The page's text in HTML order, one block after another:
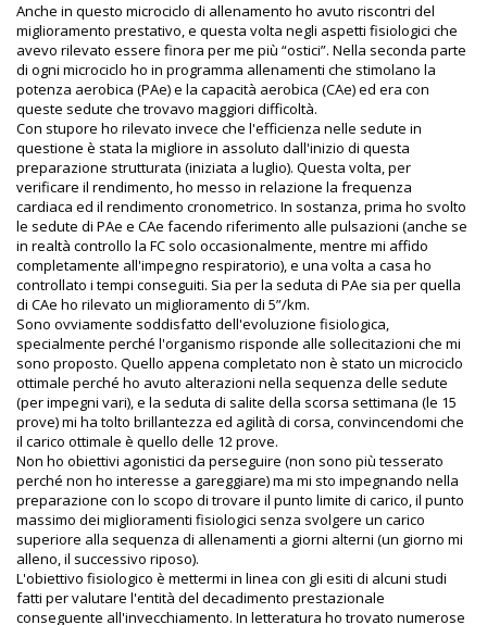
Anche in questo microciclo di allenamento ho avuto riscontri del
miglioramento prestativo, e questa volta negli aspetti fisiologici che
avevo rilevato essere finora per me più “ostici”. Nella seconda parte
di ogni microciclo ho in programma allenamenti che stimolano la
potenza aerobica (PAe) e la capacità aerobica (CAe) ed era con
queste sedute che trovavo maggiori difficoltà.
Con stupore ho rilevato invece che l'efficienza nelle sedute in
questione è stata la migliore in assoluto dall'inizio di questa
preparazione strutturata (iniziata a luglio). Questa volta, per
verificare il rendimento, ho messo in relazione la frequenza
cardiaca ed il rendimento cronometrico. In sostanza, prima ho svolto
le sedute di PAe e CAe facendo riferimento alle pulsazioni (anche se
in realtà controllo la FC solo occasionalmente, mentre mi affido
completamente all'impegno respiratorio), e una volta a casa ho
controllato i tempi conseguiti. Sia per la seduta di PAe sia per quella
di CAe ho rilevato un miglioramento di 5”/km.
Sono ovviamente soddisfatto dell'evoluzione fisiologica,
specialmente perché l'organismo risponde alle sollecitazioni che mi
sono proposto. Quello appena completato non è stato un microciclo
ottimale perché ho avuto alterazioni nella sequenza delle sedute
(per impegni vari), e la seduta di salite della scorsa settimana (le 15
prove) mi ha tolto brillantezza ed agilità di corsa, convincendomi che
il carico ottimale è quello delle 12 prove.
Non ho obiettivi agonistici da perseguire (non sono più tesserato
perché non ho interesse a gareggiare) ma mi sto impegnando nella
preparazione con lo scopo di trovare il punto limite di carico, il punto
massimo dei miglioramenti fisiologici senza svolgere un carico
superiore alla sequenza di allenamenti a giorni alterni (un giorno mi
alleno, il successivo riposo).
L'obiettivo fisiologico è mettermi in linea con gli esiti di alcuni studi
fatti per valutare l'entità del decadimento prestazionale
conseguente all'invecchiamento. In letteratura ho trovato numerose